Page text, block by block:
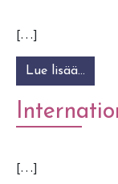
[…]
Lue lisää…
[…]